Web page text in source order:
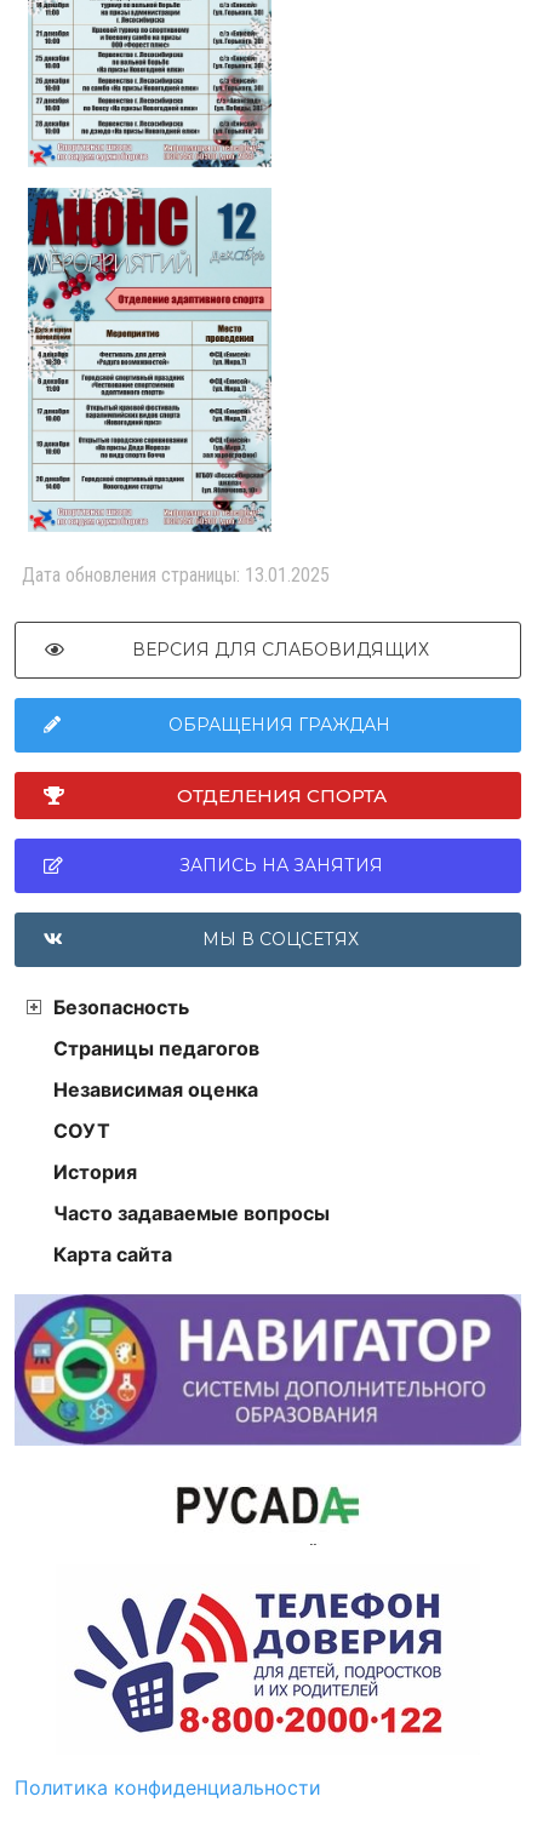
Дата обновления страницы: 13.01.2025
ВЕРСИЯ ДЛЯ СЛАБОВИДЯЩИХ
ОБРАЩЕНИЯ ГРАЖДАН
ОТДЕЛЕНИЯ СПОРТА
ЗАПИСЬ НА ЗАНЯТИЯ
МЫ В СОЦСЕТЯХ
Безопасность
Страницы педагогов
Независимая оценка
СОУТ
История
Часто задаваемые вопросы
Карта сайта
Политика конфиденциальности